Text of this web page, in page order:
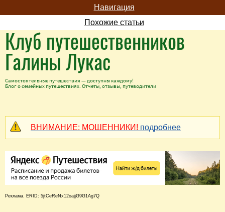
Навигация
Похожие статьи
Клуб путешественников
Галины Лукас
Самостоятельные путешествия — доступны каждому!
Блог о семейных путешествиях. Отчеты, отзывы, путеводители
ВНИМАНИЕ: МОШЕННИКИ! подробнее
Реклама. ERID: 5jtCeReNx12oajjG9G1Ag7Q